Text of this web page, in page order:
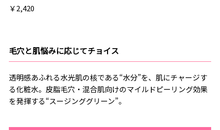
￥2,420
毛穴と肌悩みに応じてチョイス
透明感あふれる水光肌の核である“水分”を、肌にチャージす
る化粧水。皮脂毛穴・混合肌向けのマイルドピーリング効果
を発揮する“スージンググリーン”。